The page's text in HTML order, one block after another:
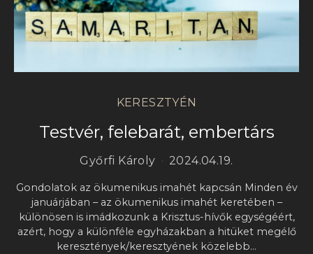
KERESZTYÉN
Testvér, felebarát, embertárs
Győrfi Károly 2024.04.19.
Gondolatok az ökumenikus imahét kapcsán Minden év
januárjában – az ökumenikus imahét keretében –
különösen is imádkozunk a Krisztus-hívők egységéért,
azért, hogy a különféle egyházakban a hitüket megélő
keresztények/keresztyének közelebb…